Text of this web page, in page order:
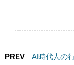
PREV
AI時代人の